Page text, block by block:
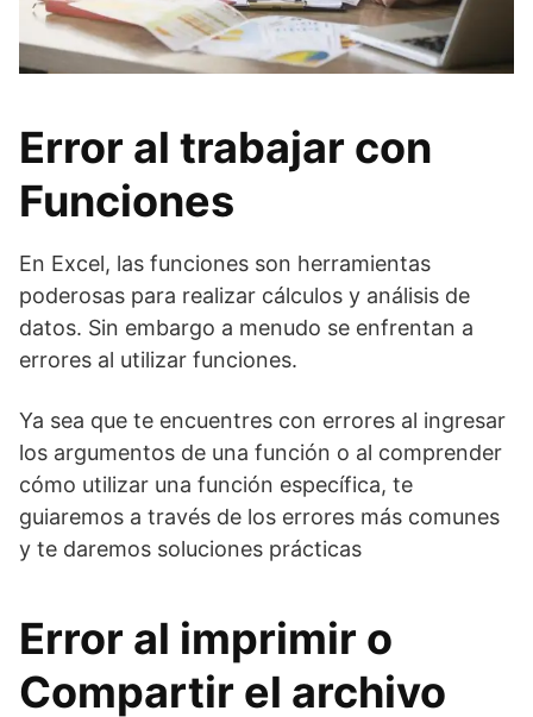
Error al trabajar con
Funciones
En Excel, las funciones son herramientas
poderosas para realizar cálculos y análisis de
datos. Sin embargo a menudo se enfrentan a
errores al utilizar funciones.
Ya sea que te encuentres con errores al ingresar
los argumentos de una función o al comprender
cómo utilizar una función específica, te
guiaremos a través de los errores más comunes
y te daremos soluciones prácticas
Error al imprimir o
Compartir el archivo